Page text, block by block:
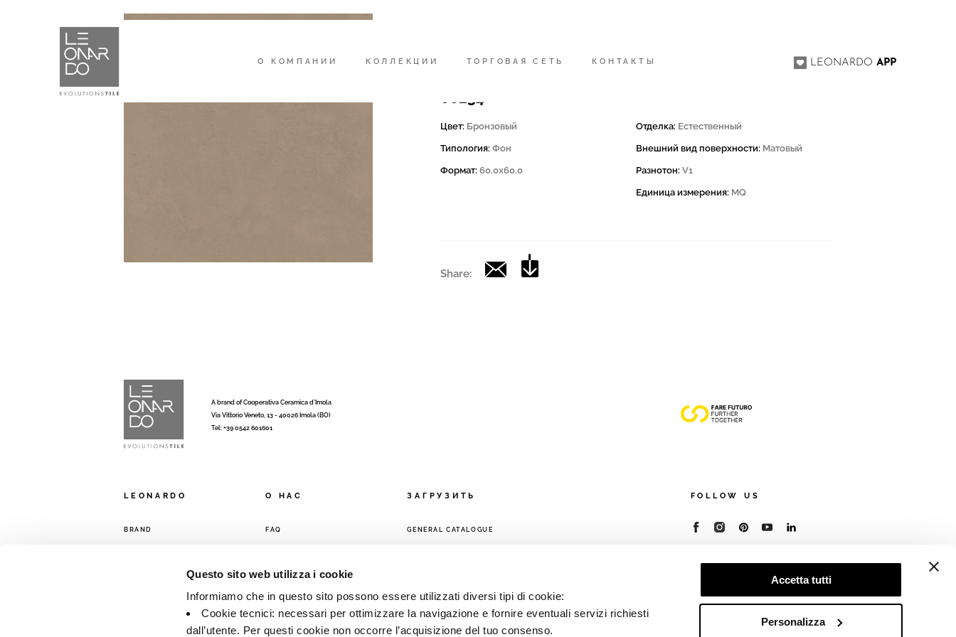
Questo sito web utilizza i cookie
Informiamo che in questo sito possono essere utilizzati diversi tipi di cookie:
Cookie tecnici: necessari per ottimizzare la navigazione e fornire eventuali servizi richiesti
dall’utente. Per questi cookie non occorre l’acquisizione del tuo consenso.
Accetta tutti
Personalizza
О КОМПАНИИ КОЛЛЕКЦИИ ТОРГОВАЯ СЕТЬ КОНТАКТЫ LEONARDOAPP
00234
Цвет: Бронзовый
Типология: Фон
Формат: 60.0x60.0
Отделка: Естественный
Внешний вид поверхности: Матовый
Разнотон: V1
Единица измерения: MQ
Share:
A brand of Cooperativa Ceramica d’Imola
Via Vittorio Veneto, 13 - 40026 Imola (BO)
Tel: +39 0542 601601
LEONARDO
BRAND
O HAC
FAQ
ЗАГРУЗИТЬ
GENERAL CATALOGUE
FOLLOW US
© 2026 - Cooperativa Ceramica d’Imola
R.E.A. BO 5545